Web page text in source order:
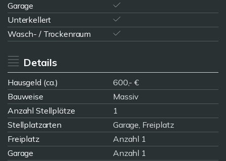
Garage
Unterkellert
Wasch- / Trockenraum
Details
Hausgeld (ca.)
600,- €
Bauweise
Massiv
Anzahl Stellplätze
1
Stellplatzarten
Garage, Freiplatz
Freiplatz
Anzahl 1
Garage
Anzahl 1